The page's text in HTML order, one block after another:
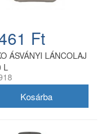
Ft
ÁSVÁNYI LÁNCOLAJ
L